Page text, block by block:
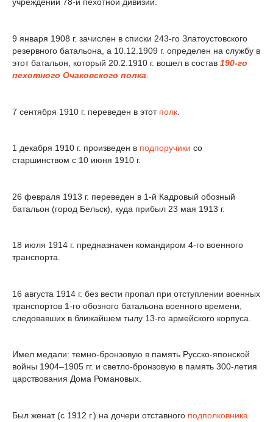
учреждений 78-й пехотной дивизии.
9 января 1908 г. зачислен в списки 243-го Златоустовского
резервного батальона, а 10.12.1909 г. определен на службу в
этот батальон, который 20.2.1910 г. вошел в состав 190-го
пехотного Очаковского полка
7 сентября 1910 г. переведен в этот полк
1 декабря 1910 г. произведен в подпоручики со
старшинством c 10 июня 1910 г.
26 февраля 1913 г. переведен в 1-й Кадровый обозный
батальон (город Бельск), куда прибыл 23 мая 1913 г.
18 июля 1914 г. предназначен командиром 4-го военного
транспорта.
16 августа 1914 г. без вести пропал при отступлении военных
транспортов 1-го обозного батальона военного времени,
следовавших в ближайшем тылу 13-го армейского корпуса.
Имел медали: темно-бронзовую в память Русско-японской
войны 1904–1905 гг. и светло-бронзовую в память 300-летия
царствования Дома Романовых.
Был женат (с 1912 г.) на дочери отставного подполковника